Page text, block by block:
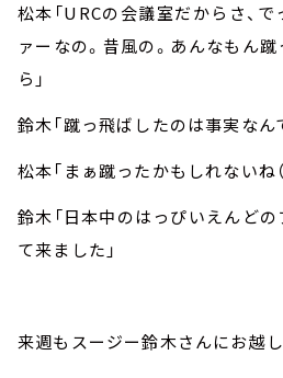
松本「URCの会議室だからさ、
ァーなの。昔風の。あんなもん
ら」
鈴木「蹴っ飛ばしたのは事実なん
松本「まぁ蹴ったかもしれないね（
鈴木「日本中のはっぴいえんど
て来ました」
来週もスージー鈴木さんにお越し